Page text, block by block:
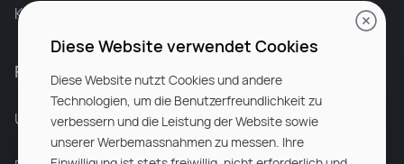
Karriere bei Rocken
Für Unternehmen
Unsere Dienstleistungen
Diese Website verwendet Cookies
Diese Website nutzt Cookies und andere
Technologien, um die Benutzerfreundlichkeit zu
verbessern und die Leistung der Website sowie
unserer Werbemassnahmen zu messen. Ihre